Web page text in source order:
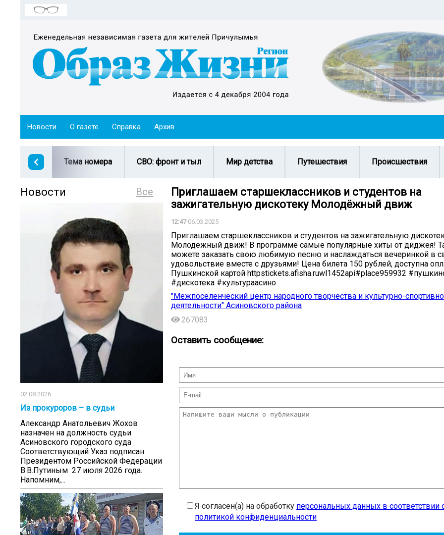
Новости О газете Справка Архив
Тема номера СВО: фронт и тыл Мир детства Путешествия Происшествия
Все
Новости
02.08.2026
Из прокуроров – в судьи
Александр Анатольевич Жохов
назначен на должность судьи
Асиновского городского суда
Соответствующий Указ подписан
Президентом Российской Федерации
В.В.Путиным 27 июля 2026 года.
Напомним,...
Приглашаем старшеклассников и студентов на
зажигательную дискотеку Молодёжный движ
12:4706.03.2025
Приглашаем старшеклассников и студентов на зажигательную
Молодёжный движ! В программе самые популярные хиты от диджея!
можете заказать свою любимую песню и наслаждаться вечеринкой в
удовольствие вместе с друзьями! Цена билета 150 рублей, доступна
Пушкинской картой httpstickets.afisha.ruwl1452api#place959932
#дискотека #культураасино
"Межпоселенческий центр народного творчества и культурно-
деятельности" Асиновского района
267083
Оставить сообщение:
Я согласен(а) на обработку персональных данных в соответствии
политикой конфиденциальности